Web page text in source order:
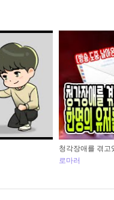
청각장애를 겪고
로마러